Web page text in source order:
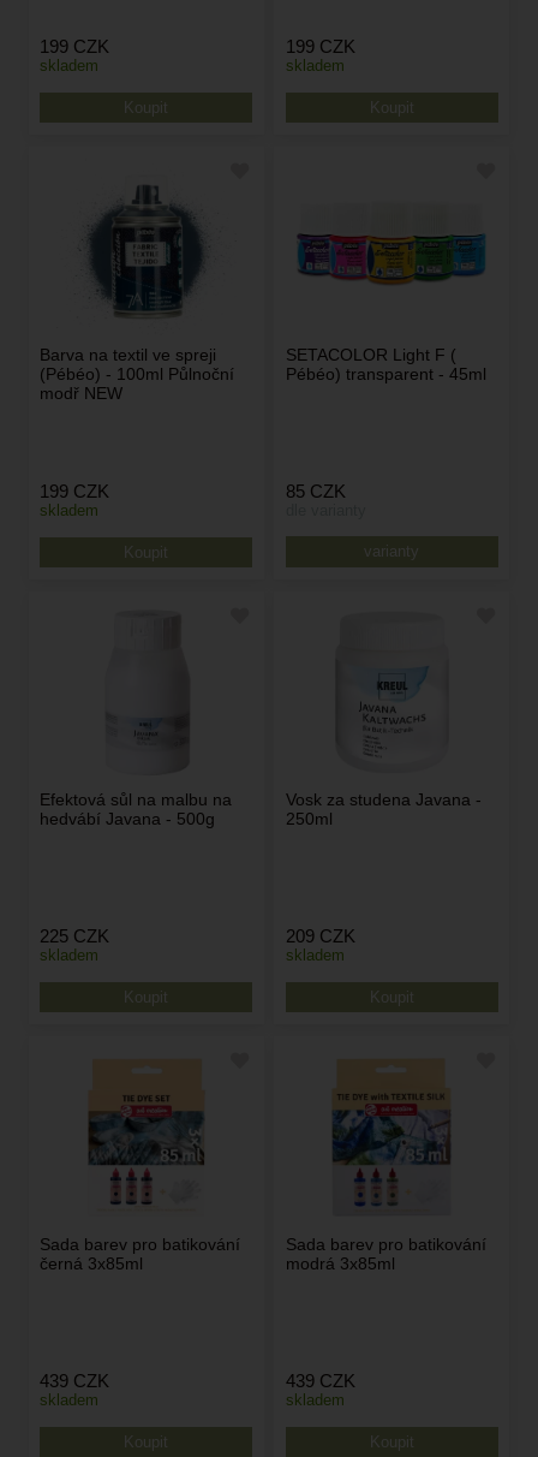
skladem
199 CZK
skladem
199 CZK
Barva na textil ve spreji
(Pébéo) - 100ml Půlnoční
modř NEW
skladem
199 CZK
SETACOLOR Light F (
Pébéo) transparent - 45ml
varianty
85 CZK
Efektová sůl na malbu na
hedvábí Javana - 500g
skladem
225 CZK
Vosk za studena Javana -
250ml
skladem
209 CZK
Sada barev pro batikování
černá 3x85ml
skladem
439 CZK
Sada barev pro batikování
modrá 3x85ml
skladem
439 CZK